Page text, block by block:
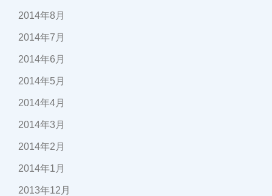
2014年8月
2014年7月
2014年6月
2014年5月
2014年4月
2014年3月
2014年2月
2014年1月
2013年12月